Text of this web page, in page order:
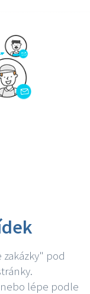
pod
lépe podle